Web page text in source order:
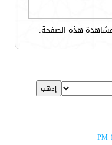
هذه الصفحة.